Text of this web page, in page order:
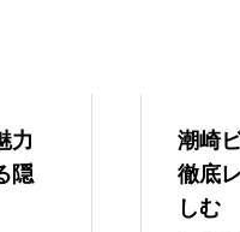
力
隠
潮崎
徹底
しむ